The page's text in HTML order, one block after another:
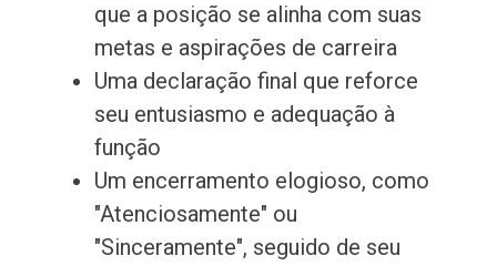
que a posição se alinha com suas
metas e aspirações de carreira
Uma declaração final que reforce
seu entusiasmo e adequação à
função
Um encerramento elogioso, como
"Atenciosamente" ou
"Sinceramente", seguido de seu